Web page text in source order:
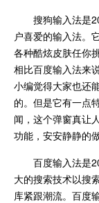
搜狗输入法是
户喜爱的输入法。
各种酷炫皮肤任你
相比百度输入法来
小编觉得大家也还
的。但是它有一点
闻，这个弹窗真让
功能，安安静静的
百度输入法是
大的搜索技术以搜
库紧跟潮流。百度